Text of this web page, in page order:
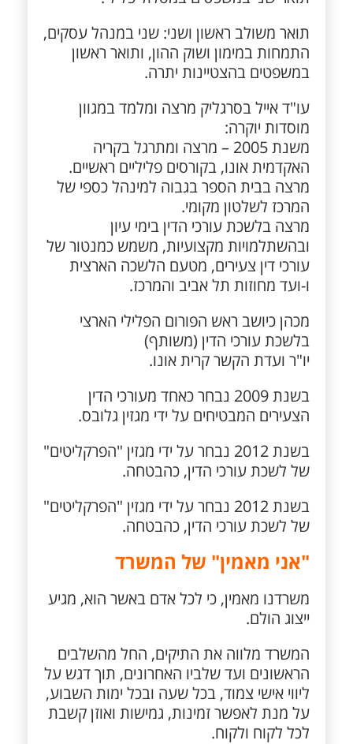
תואר משולב ראשון ושני: שני במנהל עסקים,
התמחות במימון ושוק ההון, ותואר ראשון
במשפטים בהצטיינות יתרה.
עו"ד אייל בסרגליק מרצה ומלמד במגוון
מוסדות יוקרה:
משנת 2005 – מרצה ומתרגל בקריה
האקדמית אונו, בקורסים פליליים ראשיים.
מרצה בבית הספר בגבוה למינהל כספי של
המרכז לשלטון מקומי.
מרצה בלשכת עורכי הדין בימי עיון
ובהשתלמויות מקצועיות, משמש כמנטור של
עורכי דין צעירים, מטעם הלשכה הארצית
ו-ועד מחוזות תל אביב והמרכז.
מכהן כיושב ראש הפורום הפלילי הארצי
בלשכת עורכי הדין (משותף)
יו"ר ועדת הקשר קרית אונו.
בשנת 2009 נבחר כאחד מעורכי הדין
הצעירים המבטיחים על ידי מגזין גלובס.
בשנת 2012 נבחר על ידי מגזין "הפרקליטים"
של לשכת עורכי הדין, כהבטחה.
בשנת 2012 נבחר על ידי מגזין "הפרקליטים"
של לשכת עורכי הדין, כהבטחה.
"אני מאמין" של המשרד
משרדנו מאמין, כי לכל אדם באשר הוא, מגיע
ייצוג הולם.
המשרד מלווה את התיקים, החל מהשלבים
הראשונים ועד שלביו האחרונים, תוך דגש על
ליווי אישי צמוד, בכל שעה ובכל ימות השבוע,
על מנת לאפשר זמינות, גמישות ואוזן קשבת
לכל לקוח ולקוח.